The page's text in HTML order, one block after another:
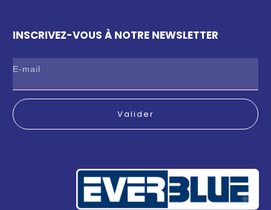
INSCRIVEZ-VOUS À NOTRE NEWSLETTER
Valider